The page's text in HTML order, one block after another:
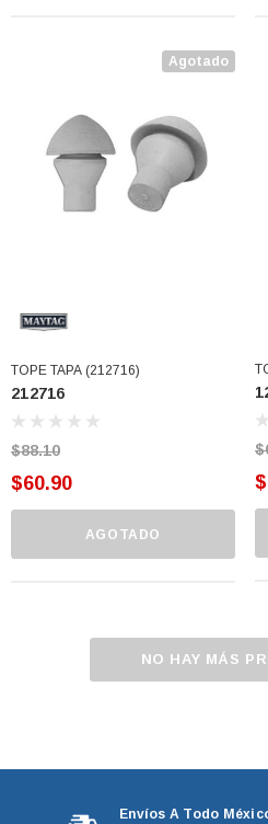
3366877-JAS Sust
AH388034,
BALERO 6006 ORIG
360130 W10239909
3934469
Agotado
TOPE TAPA (212716)
212716
$88.10
$60.90
AGOTADO
NO HAY MÁS
Envíos A Todo